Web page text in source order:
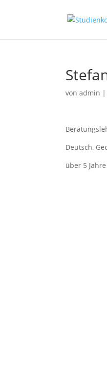
vonadmin |
Deutsch,
über 5